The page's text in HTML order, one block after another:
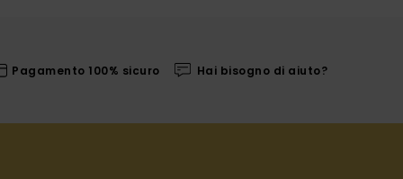
Pagamento 100% sicuro Hai bisogno di aiuto?